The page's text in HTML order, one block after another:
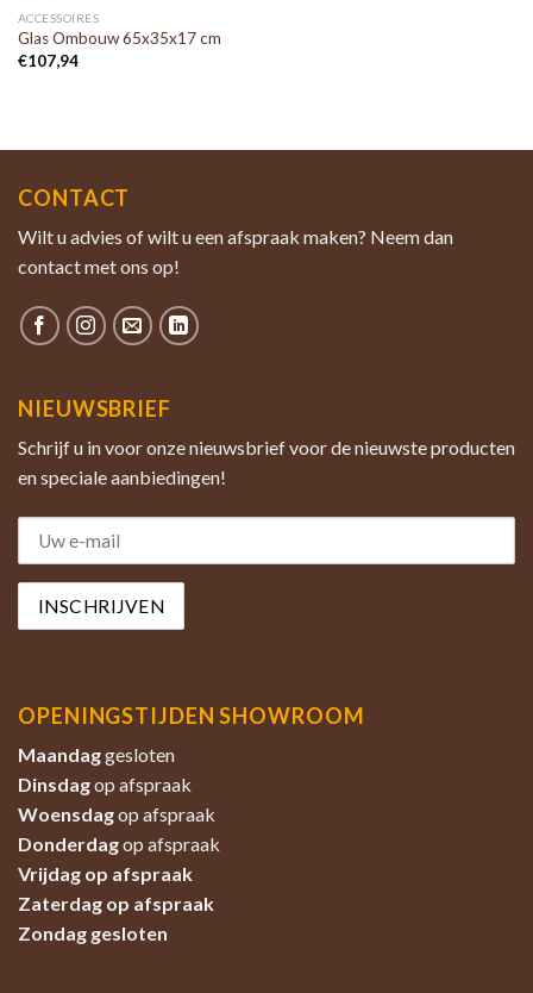
ACCESSOIRES
Glas Ombouw 65x35x17 cm
€107,94
CONTACT
Wilt u advies of wilt u een afspraak maken? Neem dan
contact met ons op!
NIEUWSBRIEF
Schrijf u in voor onze nieuwsbrief voor de nieuwste producten
en speciale aanbiedingen!
OPENINGSTIJDEN SHOWROOM
Maandaggesloten
Dinsdagop afspraak
Woensdagop afspraak
Donderdagop afspraak
Vrijdag op afspraak
Zaterdag op afspraak
Zondag gesloten